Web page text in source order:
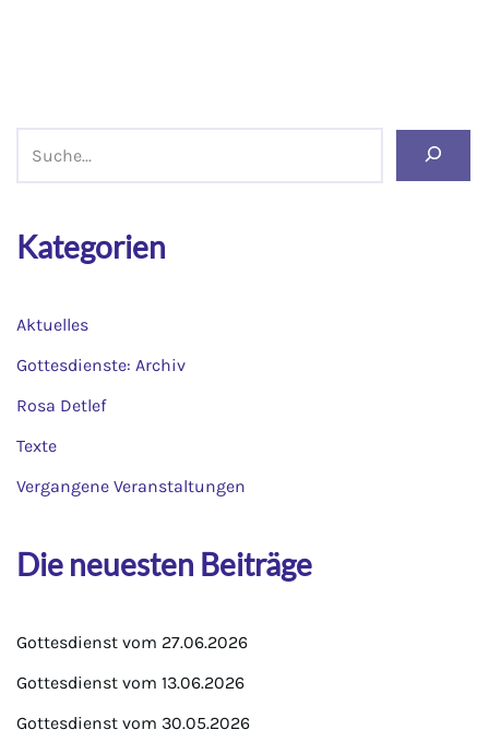
Kategorien
Aktuelles
Gottesdienste: Archiv
Rosa Detlef
Texte
Vergangene Veranstaltungen
Die neuesten Beiträge
Gottesdienst vom 27.06.2026
Gottesdienst vom 13.06.2026
Gottesdienst vom 30.05.2026